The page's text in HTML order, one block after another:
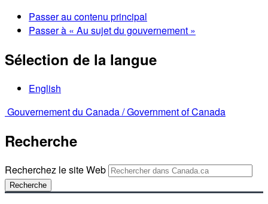
Passer au contenu principal
Passer à « Au sujet du gouvernement »
Sélection de la langue
English
Gouvernement du Canada /Government of Canada
Recherche
Recherchez le site Web
Recherche